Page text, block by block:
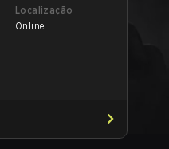
Localização
Online